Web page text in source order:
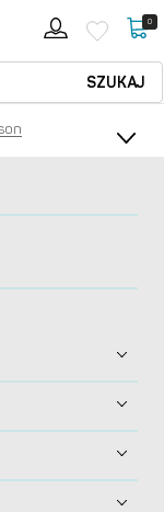
0
SZUKAJ